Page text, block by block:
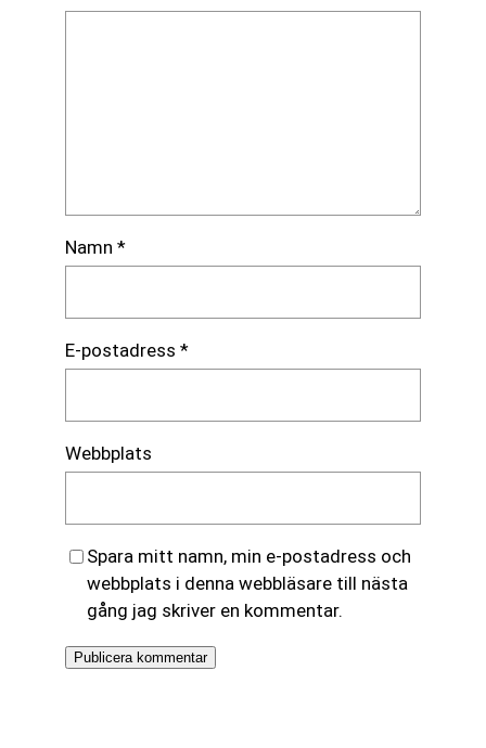
Namn *
E-postadress *
Webbplats
Spara mitt namn, min e-postadress och
webbplats i denna webbläsare till nästa
gång jag skriver en kommentar.